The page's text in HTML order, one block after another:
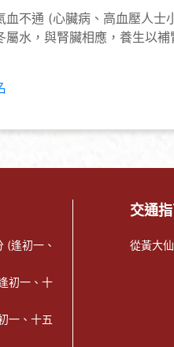
血不通 (心臟病、高血壓人士
屬水，與腎臟相應，養生以補
(逢初一、
初一、十
一、十五
交通
從黃大